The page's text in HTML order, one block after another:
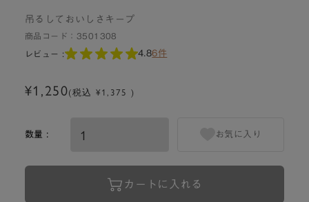
吊るしておいしさキープ
商品コード： 3501308
レビュー : 4.86件
¥1,250(税込 ¥1,375 )
数量 :
カートに入れる
お気に入り